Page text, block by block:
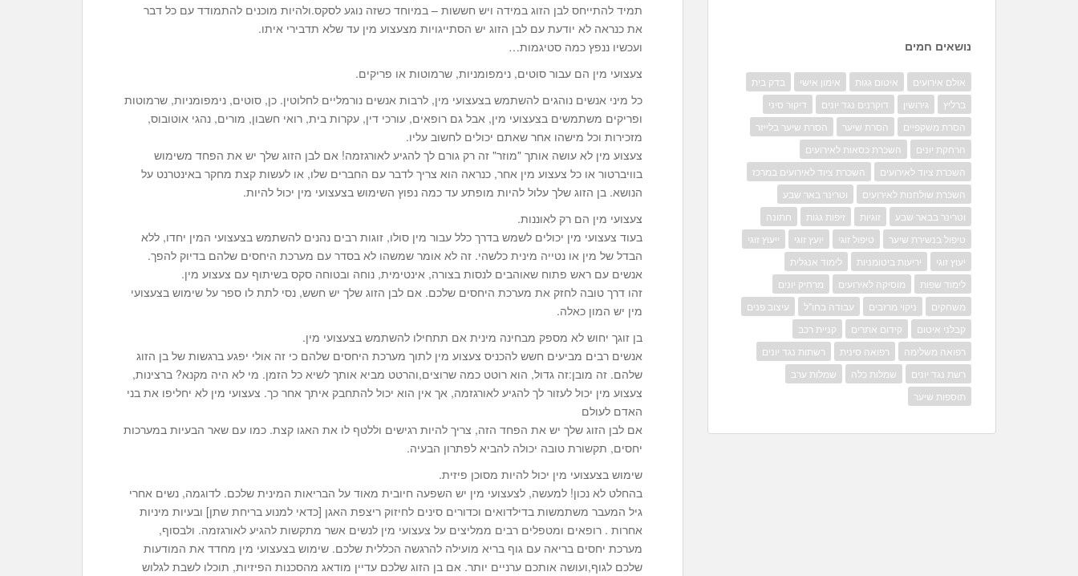
תמיד להתייחס לבן הזוג במידה ויש חששות – במיוחד כשזה נוגע לסקס.ולהיות מוכנים להתמודד עם כל דבר
את כנראה לא יודעת עם לבן הזוג יש הסתייגויות מצעצוע מין עד שלא תדבירי איתו.
ועכשיו ננפץ כמה סטיגמות…
צעצועי מין הם עבור סוטים, נימפומניות, שרמוטות או פריקים.
כל מיני אנשים נוהגים להשתמש בצעצועי מין, לרבות אנשים נורמליים לחלוטין. כן, סוטים, נימפומניות, שרמוטות
ופריקים משתמשים בצעצועי מין, אבל גם רופאים, עורכי דין, עקרות בית, רואי חשבון, מורים, נהגי אוטובוס,
מזכירות וכל מישהו אחר שאתם יכולים לחשוב עליו.
צעצוע מין לא עושה אותך "מוזר" זה רק גורם לך להגיע לאורגזמה! אם לבן הזוג שלך יש את הפחד משימוש
בוויברטור או כל צעצוע מין אחר, כנראה הוא צריך לדבר עם החברים שלו, או לעשות קצת מחקר באינטרנט על
הנושא. בן הזוג שלך עלול להיות מופתע עד כמה נפוץ השימוש בצעצועי מין יכול להיות.
צעצועי מין הם רק לאוננות.
בעוד צעצועי מין יכולים לשמש בדרך כלל עבור מין סולו, זוגות רבים נהנים להשתמש בצעצועי המין יחדו, ללא
הבדל של מין או נטייה מינית כלשהי. זה לא אומר שמשהו לא בסדר עם מערכת היחסים שלהם בדיוק להפך.
אנשים עם ראש פתוח שאוהבים לנסות בצורה, אינטימית, נוחה ובטוחה סקס בשיתוף עם צעצוע מין.
זהו דרך טובה לחזק את מערכת היחסים שלכם. אם לבן הזוג שלך יש חשש, נסי לתת לו ספר על שימוש בצעצועי
מין יש המון כאלה.
בן זוגך יחוש לא מספק מבחינה מינית אם תתחילו להשתמש בצעצועי מין.
אנשים רבים מביעים חשש להכניס צעצוע מין לתוך מערכת היחסים שלהם כי זה אולי יפגע ברגשות של בן הזוג
שלהם. זה מובן:זה גדול, הוא רוטט כמה שרוצים,והרטט מביא אותך לשיא כל הזמן. מי לא היה מקנא? ברצינות,
צעצוע מין יכול לעזור לך להגיע לאורגזמה, אך אין הוא יכול להתחבק איתך אחר כך. צעצועי מין לא יחליפו את בני
האדם לעולם
אם לבן הזוג שלך יש את הפחד הזה, צריך להיות רגישים וללטף לו את האגו קצת. כמו עם שאר הבעיות במערכות
יחסים, תקשורת טובה יכולה להביא לפתרון הבעיה.
שימוש בצעצועי מין יכול להיות מסוכן פיזית.
בהחלט לא נכון! למעשה, לצעצועי מין יש השפעה חיובית מאוד על הבריאות המינית שלכם. לדוגמה, נשים אחרי
גיל המעבר משתמשות בדילדואים וכדורים סינים לחיזוק ריצפת האגן [כדאי למנוע בריחת שתן] ובעיות מיניות
אחרות . רופאים ומטפלים רבים ממליצים על צעצועי מין לנשים אשר מתקשות להגיע לאורגזמה. ולבסוף,
מערכת יחסים בריאה עם גוף בריא מועילה להרגשה הכללית שלכם. שימוש בצעצועי מין מחדד את המודעות
שלכם לגוף,ועושה אותכם ערניים יותר. אם בן הזוג שלכם עדיין מודאג מהסכנות הפיזיות, תוכלו לשבת לגלוש
נושאים חמים
אולם אירועים איטום גגות אימון אישי
בדק בית
ברליץ
גירושין דוקרנים נגד יונים
דיקור סיני
הסרת משקפיים
הסרת שיער
הסרת שיער בלייזר
הרחקת יונים
השכרת כסאות לאירועים
השכרת ציוד לאירועים
השכרת ציוד לאירועים במרכז
השכרת שולחנות לאירועים
וטרינר באר שבע
וטרינר בבאר שבע
זוגיות זיפות גגות
חתונה
טיפול בנשירת שיער
טיפול זוגי יועץ זוגי
ייעוץ זוגי
יעוץ זוגי
יריעות ביטומניות
לימוד אנגלית
לימוד שפות
מוסיקה לאירועים
מרחיק יונים
משחקים
ניקוי מרזבים עבודה בחו"ל
עיצוב פנים
קבלני איטום
קידום אתרים
קניית רכב
רפואה משלימה
רפואה סינית
רשתות נגד יונים
רשת נגד יונים
שמלות כלה
שמלות ערב
תוספות שיער